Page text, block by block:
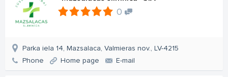
0
Parka iela 14, Mazsalaca, Valmieras nov., LV-4215
Phone
Home page E-mail